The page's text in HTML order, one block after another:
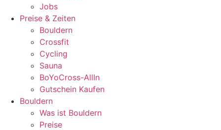
Jobs
Preise & Zeiten
Bouldern
Crossfit
Cycling
Sauna
BoYoCross-AllIn
Gutschein Kaufen
Bouldern
Was ist Bouldern
Preise